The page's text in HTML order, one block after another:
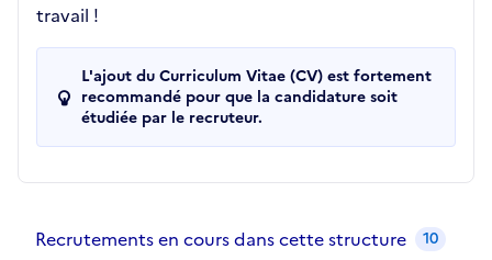
travail !
L'ajout du Curriculum Vitae (CV) est fortement
recommandé pour que la candidature soit
étudiée par le recruteur.
Recrutements en cours dans cette structure 10